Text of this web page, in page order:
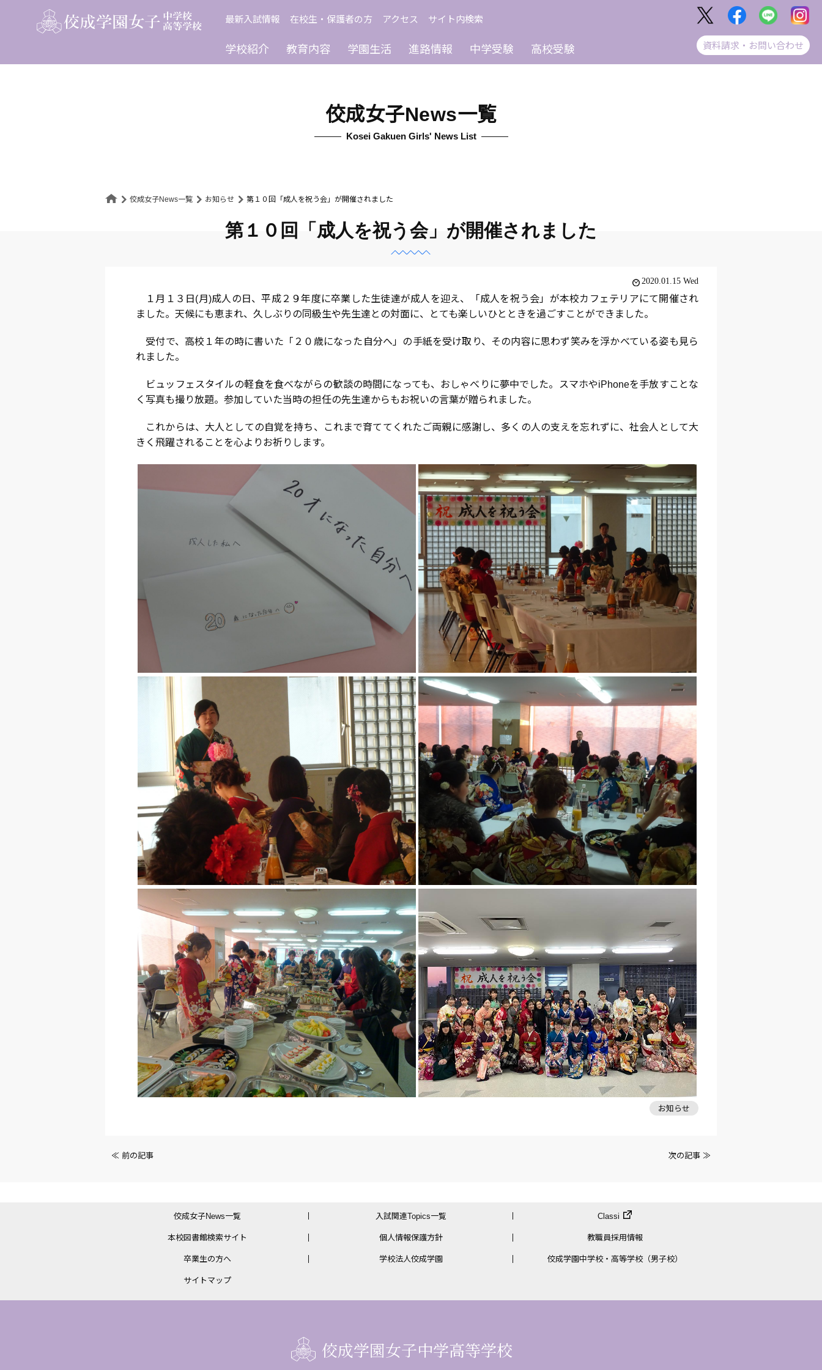
最新入試情報 在校生・保護者の方 アクセス サイト内検索
資料請求・お問い合わせ
学校紹介 教育内容 学園生活 進路情報 中学受験 高校受験
佼成女子News一覧
Kosei Gakuen Girls' News List
佼成女子News一覧 お知らせ 第１０回「成人を祝う会」が開催されました
第１０回「成人を祝う会」が開催されました
2020.01.15 Wed
１月１３日(月)成人の日、平成２９年度に卒業した生徒達が成人を迎え、「成人を祝う会」が本校カフェテリアにて開催され
ました。天候にも恵まれ、久しぶりの同級生や先生達との対面に、とても楽しいひとときを過ごすことができました。
受付で、高校１年の時に書いた「２０歳になった自分へ」の手紙を受け取り、その内容に思わず笑みを浮かべている姿も見ら
れました。
ビュッフェスタイルの軽食を食べながらの歓談の時間になっても、おしゃべりに夢中でした。スマホやiPhoneを手放すことな
く写真も撮り放題。参加していた当時の担任の先生達からもお祝いの言葉が贈られました。
これからは、大人としての自覚を持ち、これまで育ててくれたご両親に感謝し、多くの人の支えを忘れずに、社会人として大
きく飛躍されることを心よりお祈りします。
お知らせ
前
≪ 前の記事 次の記事 ≫
佼成女子News一覧 入試関連Topics一覧 Classi
本校図書館検索サイト 個人情報保護方針 教職員採用情報
卒業生の方へ 学校法人佼成学園 佼成学園中学校・高等学校（男子校）
サイトマップ
佼成学園女子中学高等学校